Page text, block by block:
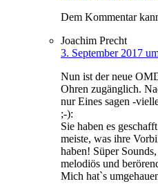
Dem Kommentar
Joachim Precht
3. September 2017
Nun ist der neue
Ohren zugänglich.
nur Eines sagen -
;-):
Sie haben es
meiste, was ihre
haben! Süper
melodiös und
Mich hat`s